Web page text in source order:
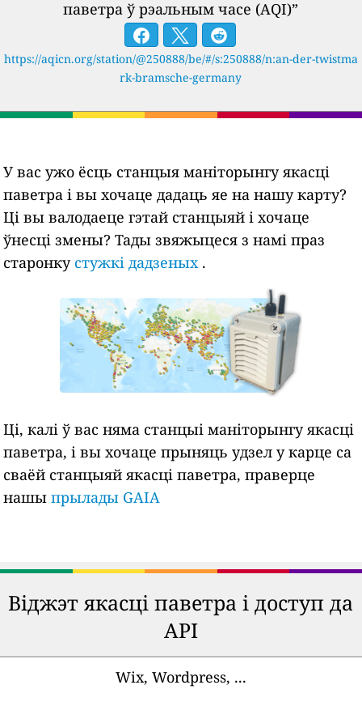
паветра ў рэальным часе (AQI)”
https://aqicn.org/station/@250888/be/#/s:250888/n:an-der-twistma
rk-bramsche-germany
У вас ужо ёсць станцыя маніторынгу якасці
паветра і вы хочаце дадаць яе на нашу карту?
Ці вы валодаеце гэтай станцыяй і хочаце
ўнесці змены? Тады звяжыцеся з намі праз
старонку стужкі дадзеных.
Ці, калі ў вас няма станцыі маніторынгу якасці
паветра, і вы хочаце прыняць удзел у карце са
сваёй станцыяй якасці паветра, праверце
нашыпрылады GAIA
Віджэт якасці паветра і доступ да
API
Wix, Wordpress, ...